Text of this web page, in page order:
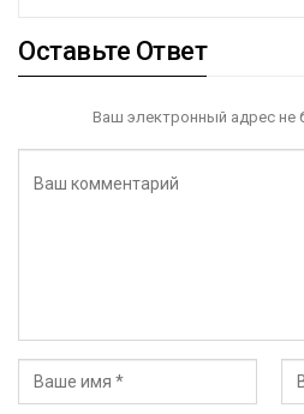
Оставьте Ответ
Ваш электронный адрес не